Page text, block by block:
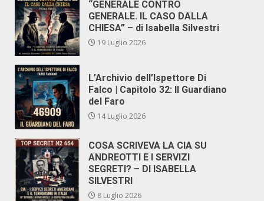
“GENERALE CONTRO
GENERALE. IL CASO DALLA
CHIESA” – di Isabella Silvestri
19 Luglio 2026
L’Archivio dell’Ispettore Di
Falco | Capitolo 32: Il Guardiano
del Faro
14 Luglio 2026
COSA SCRIVEVA LA CIA SU
ANDREOTTI E I SERVIZI
SEGRETI? – DI ISABELLA
SILVESTRI
8 Luglio 2026